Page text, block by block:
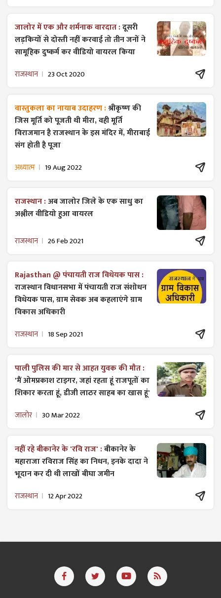
जालोर में एक और शर्मनाक वारदात :दूसरी
लड़कियों से दोस्ती नहीं करवाई तो तीन जनों ने
सामूहिक दुष्कर्म कर वीडियो वायरल किया
राजस्थान 23 Oct 2020
वास्तुकला का नायाब उदाहरण :श्रीकृष्ण की
जिस मूर्ति को पूजती थी मीरा, वही मूर्ति
विराजमान है राजस्थान के इस मंदिर में, मीराबाई
संग होती है पूजा
अध्यात्म 19 Aug 2022
राजस्थान :अब जालोर जिले के एक साधु का
अश्लील वीडियो हुआ वायरल
राजस्थान 26 Feb 2021
Rajasthan @ पंचायती राज विधेयक पास :
राजस्थान विधानसभा में पंचायती राज ​संशोधन
विधेयक पास, ग्राम सेवक अब कहलाएंगे ग्राम
विकास अधिकारी
राजस्थान 18 Sep 2021
पाली पुलिस की मार से आहत युवक की मौत :
'मैं ओमप्रकाश टाइगर, जहां रहता हूं राजपूतों का
शिकार करता हूं, डीजी लाठर साहब का खास हूं'
जालोर 30 Mar 2022
नहीं रहे बीकानेर के 'रवि राज' :बीकानेर के
महाराजा रविराज सिंह का निधन, इनके दादा ने
भूदान कर दी थी लाखों बीघा जमीन
राजस्थान 12 Apr 2022